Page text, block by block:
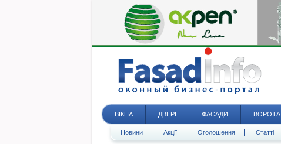
ВІКНА ДВЕРІ ФАСАДИ ВОРОТА
Новини Акції Оголошення Статті